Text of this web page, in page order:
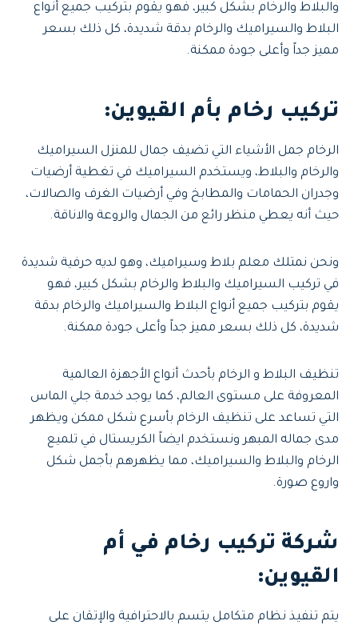
والبلاط والرخام بشكل كبير، فهو يقوم بتركيب جميع أنواع
البلاط والسيراميك والرخام بدقة شديدة، كل ذلك بسعر
مميز جداً وأعلى جودة ممكنة.
تركيب رخام بأم القيوين:
الرخام جمل الأشياء التي تضيف جمال للمنزل السيراميك
والرخام والبلاط، ويستخدم السيراميك في تغطية أرضيات
وجدران الحمامات والمطابخ وفي أرضيات الغرف والصالات،
حيث أنه يعطي منظر رائع من الجمال والروعة والاناقة.
ونحن نمتلك معلم بلاط وسيراميك، وهو لديه حرفية شديدة
في تركيب السيراميك والبلاط والرخام بشكل كبير، فهو
يقوم بتركيب جميع أنواع البلاط والسيراميك والرخام بدقة
شديدة، كل ذلك بسعر مميز جداً وأعلى جودة ممكنة.
تنظيف البلاط و الرخام بأحدث أنواع الأجهزة العالمية
المعروفة على مستوى العالم، كما يوجد خدمة جلي الماس
التي تساعد على تنظيف الرخام بأسرع شكل ممكن ويظهر
مدى جماله المبهر ونستخدم ايضاً الكريستال في تلميع
الرخام والبلاط والسيراميك، مما يظهرهم بأجمل شكل
واروع صورة.
شركة تركيب رخام في أم
القيوين:
يتم تنفيذ نظام متكامل يتسم بالاحترافية والإتقان على